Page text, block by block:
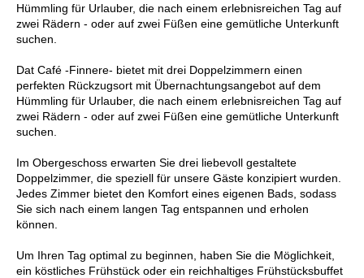
Hümmling für Urlauber, die nach einem erlebnisreichen Tag auf
zwei Rädern - oder auf zwei Füßen eine gemütliche Unterkunft
suchen.
Dat Café -Finnere- bietet mit drei Doppelzimmern einen
perfekten Rückzugsort mit Übernachtungsangebot auf dem
Hümmling für Urlauber, die nach einem erlebnisreichen Tag auf
zwei Rädern - oder auf zwei Füßen eine gemütliche Unterkunft
suchen.
Im Obergeschoss erwarten Sie drei liebevoll gestaltete
Doppelzimmer, die speziell für unsere Gäste konzipiert wurden.
Jedes Zimmer bietet den Komfort eines eigenen Bads, sodass
Sie sich nach einem langen Tag entspannen und erholen
können.
Um Ihren Tag optimal zu beginnen, haben Sie die Möglichkeit,
ein köstliches Frühstück oder ein reichhaltiges Frühstücksbuffet